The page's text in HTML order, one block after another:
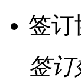
签订
签